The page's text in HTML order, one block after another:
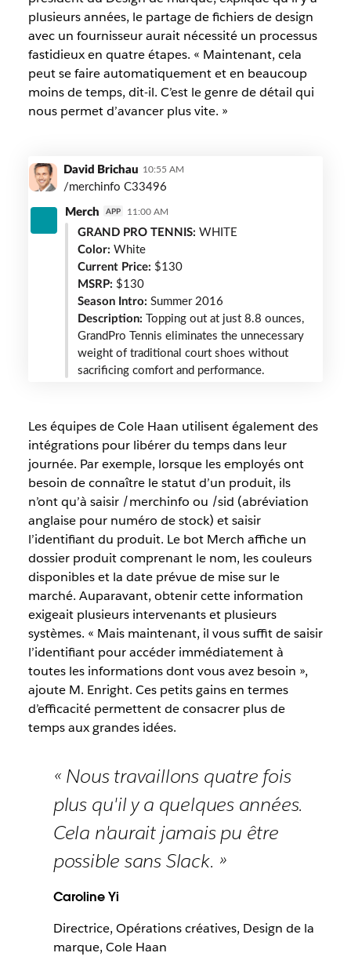
plusieurs années, le partage de fichiers de design
avec un fournisseur aurait nécessité un processus
fastidieux en quatre étapes. « Maintenant, cela
peut se faire automatiquement et en beaucoup
moins de temps, dit-il. C’est le genre de détail qui
nous permet d’avancer plus vite. »
cole-
haan-
David Brichau 10:55 AM
/merchinfo C33496
Merch
APP 11:00 AM
GRAND PRO TENNIS: WHITE
Color: White
Current Price: $130
MSRP: $130
Season Intro: Summer 2016
Description: Topping out at just 8.8 ounces,
GrandPro Tennis eliminates the unnecessary
weight of traditional court shoes without
sacrificing comfort and performance.
Les équipes de Cole Haan utilisent également des
intégrations pour libérer du temps dans leur
journée. Par exemple, lorsque les employés ont
besoin de connaître le statut d’un produit, ils
n’ont qu’à saisir /merchinfo ou /sid (abréviation
anglaise pour numéro de stock) et saisir
l’identifiant du produit. Le bot Merch affiche un
dossier produit comprenant le nom, les couleurs
disponibles et la date prévue de mise sur le
marché. Auparavant, obtenir cette information
exigeait plusieurs intervenants et plusieurs
systèmes. « Mais maintenant, il vous suffit de saisir
l’identifiant pour accéder immédiatement à
toutes les informations dont vous avez besoin »,
ajoute M. Enright. Ces petits gains en termes
d’efficacité permettent de consacrer plus de
temps aux grandes idées.
« Nous travaillons quatre fois
plus qu'il y a quelques années.
Cela n'aurait jamais pu être
possible sans Slack. »
Caroline Yi
Directrice, Opérations créatives, Design de la
marque, Cole Haan